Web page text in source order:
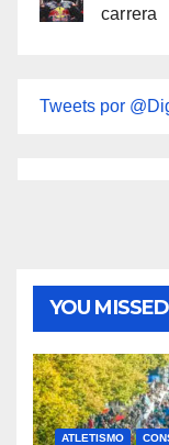
carrera
Tweets por
YOU MISSED
ATLETISMO